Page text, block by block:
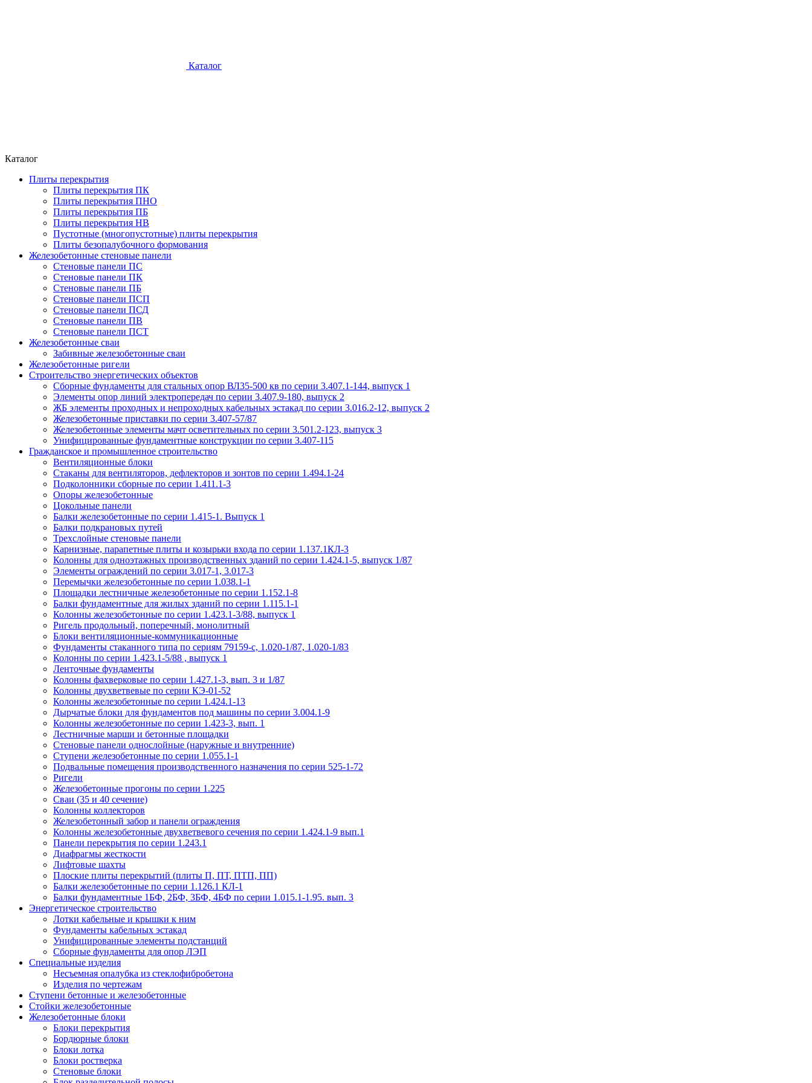
Каталог
Каталог
Плиты перекрытия
Плиты перекрытия ПК
Плиты перекрытия ПНО
Плиты перекрытия ПБ
Плиты перекрытия НВ
Пустотные (многопустотные) плиты перекрытия
Плиты безопалубочного формования
Железобетонные стеновые панели
Стеновые панели ПС
Стеновые панели ПК
Стеновые панели ПБ
Стеновые панели ПСП
Стеновые панели ПСД
Стеновые панели ПВ
Стеновые панели ПСТ
Железобетонные сваи
Забивные железобетонные сваи
Железобетонные ригели
Строительство энергетических объектов
Сборные фундаменты для стальных опор ВЛ35-500 кв по серии 3.407.1-144, выпуск 1
Элементы опор линий электропередач по серии 3.407.9-180, выпуск 2
ЖБ элементы проходных и непроходных кабельных эстакад по серии 3.016.2-12, выпуск 2
Железобетонные приставки по серии 3.407-57/87
Железобетонные элементы мачт осветительных по серии 3.501.2-123, выпуск 3
Унифицированные фундаментные конструкции по серии 3.407-115
Гражданское и промышленное строительство
Вентиляционные блоки
Стаканы для вентиляторов, дефлекторов и зонтов по серии 1.494.1-24
Подколонники сборные по серии 1.411.1-3
Опоры железобетонные
Цокольные панели
Балки железобетонные по серии 1.415-1. Выпуск 1
Балки подкрановых путей
Трехслойные стеновые панели
Карнизные, парапетные плиты и козырьки входа по серии 1.137.1КЛ-3
Колонны для одноэтажных производственных зданий по серии 1.424.1-5, выпуск 1/87
Элементы ограждений по серии 3.017-1, 3.017-3
Перемычки железобетонные по серии 1.038.1-1
Площадки лестничные железобетонные по серии 1.152.1-8
Балки фундаментные для жилых зданий по серии 1.115.1-1
Колонны железобетонные по серии 1.423.1-3/88, выпуск 1
Ригель продольный, поперечный, монолитный
Блоки вентиляционные-коммуникационные
Фундаменты стаканного типа по сериям 79159-с, 1.020-1/87, 1.020-1/83
Колонны по серии 1.423.1-5/88 , выпуск 1
Ленточные фундаменты
Колонны фахверковые по серии 1.427.1-3, вып. 3 и 1/87
Колонны двухветвевые по серии КЭ-01-52
Колонны железобетонные по серии 1.424.1-13
Дырчатые блоки для фундаментов под машины по серии 3.004.1-9
Колонны железобетонные по серии 1.423-3, вып. 1
Лестничные марши и бетонные площадки
Стеновые панели однослойные (наружные и внутренние)
Ступени железобетонные по серии 1.055.1-1
Подвальные помещения производственного назначения по серии 525-1-72
Ригели
Железобетонные прогоны по серии 1.225
Сваи (35 и 40 сечение)
Колонны коллекторов
Железобетонный забор и панели ограждения
Колонны железобетонные двухветвевого сечения по серии 1.424.1-9 вып.1
Панели перекрытия по серии 1.243.1
Диафрагмы жесткости
Лифтовые шахты
Плоские плиты перекрытий (плиты П, ПТ, ПТП, ПП)
Балки железобетонные по серии 1.126.1 КЛ-1
Балки фундаментные 1БФ, 2БФ, 3БФ, 4БФ по серии 1.015.1-1.95. вып. 3
Энергетическое строительство
Лотки кабельные и крышки к ним
Фундаменты кабельных эстакад
Унифицированные элементы подстанций
Сборные фундаменты для опор ЛЭП
Специальные изделия
Несъемная опалубка из стеклофибробетона
Изделия по чертежам
Ступени бетонные и железобетонные
Стойки железобетонные
Железобетонные блоки
Блоки перекрытия
Бордюрные блоки
Блоки лотка
Блоки ростверка
Стеновые блоки